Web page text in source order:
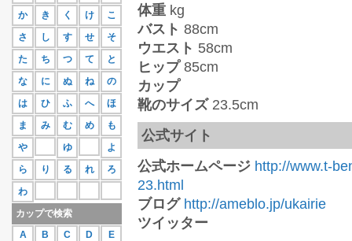
体重 kg
バスト 88cm
ウエスト 58cm
ヒップ85cm
カップ
靴のサイズ23.5cm
公式サイト
公式ホームページ http://www.t-
23.html
ブログ http://ameblo.jp/ukairie
ツイッター
か
き く け
こ
さ
し す せ
そ
た
ち つ て
と
な
に ぬ ね
の
は
ひ ふ へ
ほ
ま
み む め
も
や
ゆ
よ
ら
り る れ
ろ
わ
カップで検索
A
B C D
E